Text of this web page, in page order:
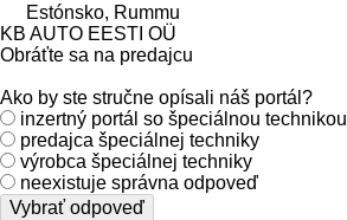
Estónsko, Rummu
KB AUTO EESTI OÜ
Obráťte sa na predajcu
Ako by ste stručne opísali náš portál?
inzertný portál so špeciálnou technikou
predajca špeciálnej techniky
výrobca špeciálnej techniky
neexistuje správna odpoveď
Vybrať odpoveď